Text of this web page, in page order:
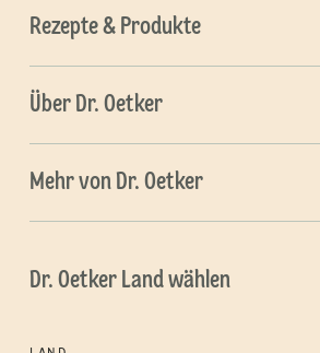
Rezepte & Produkte
Über Dr. Oetker
Mehr von Dr. Oetker
Dr. Oetker Land wählen